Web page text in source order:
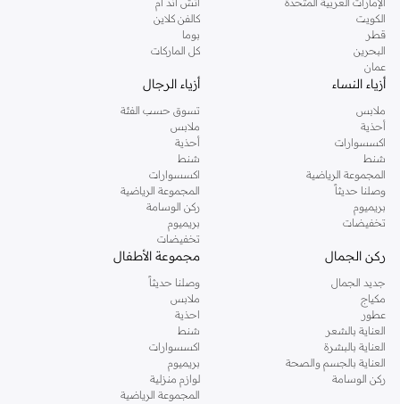
دوروثي بيركنز الشهيرة. تصفحي المجموعة كاملة في متجر دوروثي بيركنز اون لاين او
استخدمي القائمة لتحديد تجربة تسوق دوروثي بيركنز اون لاين. خدمة التوصيل السريعة
والدعم الاستثنائي يضمن لك تجربة تسوق ممتعة دائما مع نمشي.
الكويت
قطر
البحرين
عمان
كالفن كلاين
بوما
كل الماركات
أزياء النساء
ملابس
أحذية
اكسسوارات
شنط
المجموعة الرياضية
وصلنا حديثاً
بريميوم
تخفيضات
أزياء الرجال
تسوق حسب الفئة
ملابس
أحذية
شنط
اكسسوارات
المجموعة الرياضية
ركن الوسامة
بريميوم
تخفيضات
ركن الجمال
جديد الجمال
مكياج
عطور
العناية بالشعر
العناية بالبشرة
العناية بالجسم والصحة
ركن الوسامة
مجموعة الأطفال
وصلنا حديثاً
ملابس
احذية
شنط
اكسسوارات
بريميوم
لوازم منزلية
المجموعة الرياضية